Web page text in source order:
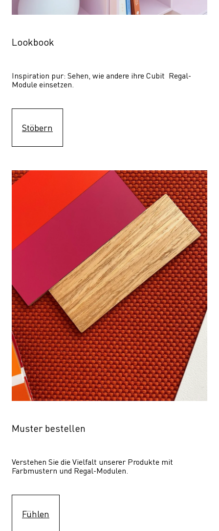
Lookbook
Inspiration pur: Sehen, wie andere ihre Cubit  Regal-
Module einsetzen.
Stöbern
Muster bestellen
Verstehen Sie die Vielfalt unserer Produkte mit
Farbmustern und Regal-Modulen.
Fühlen